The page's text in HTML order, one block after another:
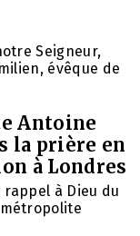
Seigneur,
évêque de
Antoine
la prière en
à Londres
rappel à Dieu du